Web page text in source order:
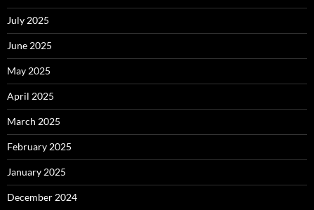
July 2025
June 2025
May 2025
April 2025
March 2025
February 2025
January 2025
December 2024